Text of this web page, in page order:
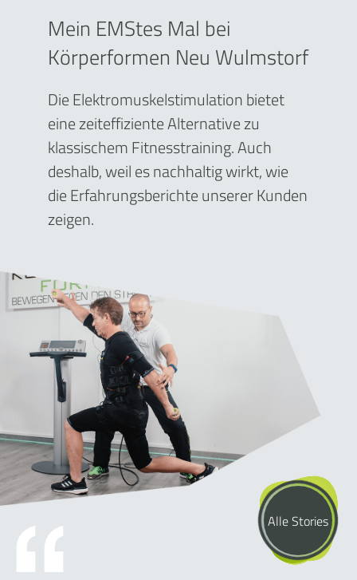
Mein EMStes Mal bei
Körperformen Neu Wulmstorf
Die Elektromuskelstimulation bietet
eine zeiteffiziente Alternative zu
klassischem Fitnesstraining. Auch
deshalb, weil es nachhaltig wirkt, wie
die Erfahrungsberichte unserer Kunden
zeigen.
Alle Stories